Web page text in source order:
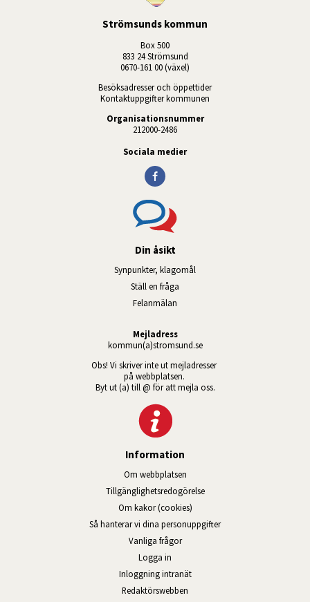
Strömsunds kommun
Box 500
833 24 Strömsund
0670-161 00 (växel)
Besöksadresser och öppettider
Kontaktuppgifter kommunen
Organisationsnummer
212000-2486
Sociala medier
Din åsikt
Synpunkter, klagomål
Ställ en fråga
Felanmälan
Mejladress
kommun(a)stromsund.se
Obs! Vi skriver inte ut mejladresser
på webbplatsen.
Byt ut (a) till @ för att mejla oss.
Information
Om webbplatsen
Tillgänglig­hets­redo­görelse
Om kakor (cookies)
Så hanterar vi dina personuppgifter
Vanliga frågor
Logga in
Inloggning intranätÖppnas i nytt fönster.
Redaktörswebben